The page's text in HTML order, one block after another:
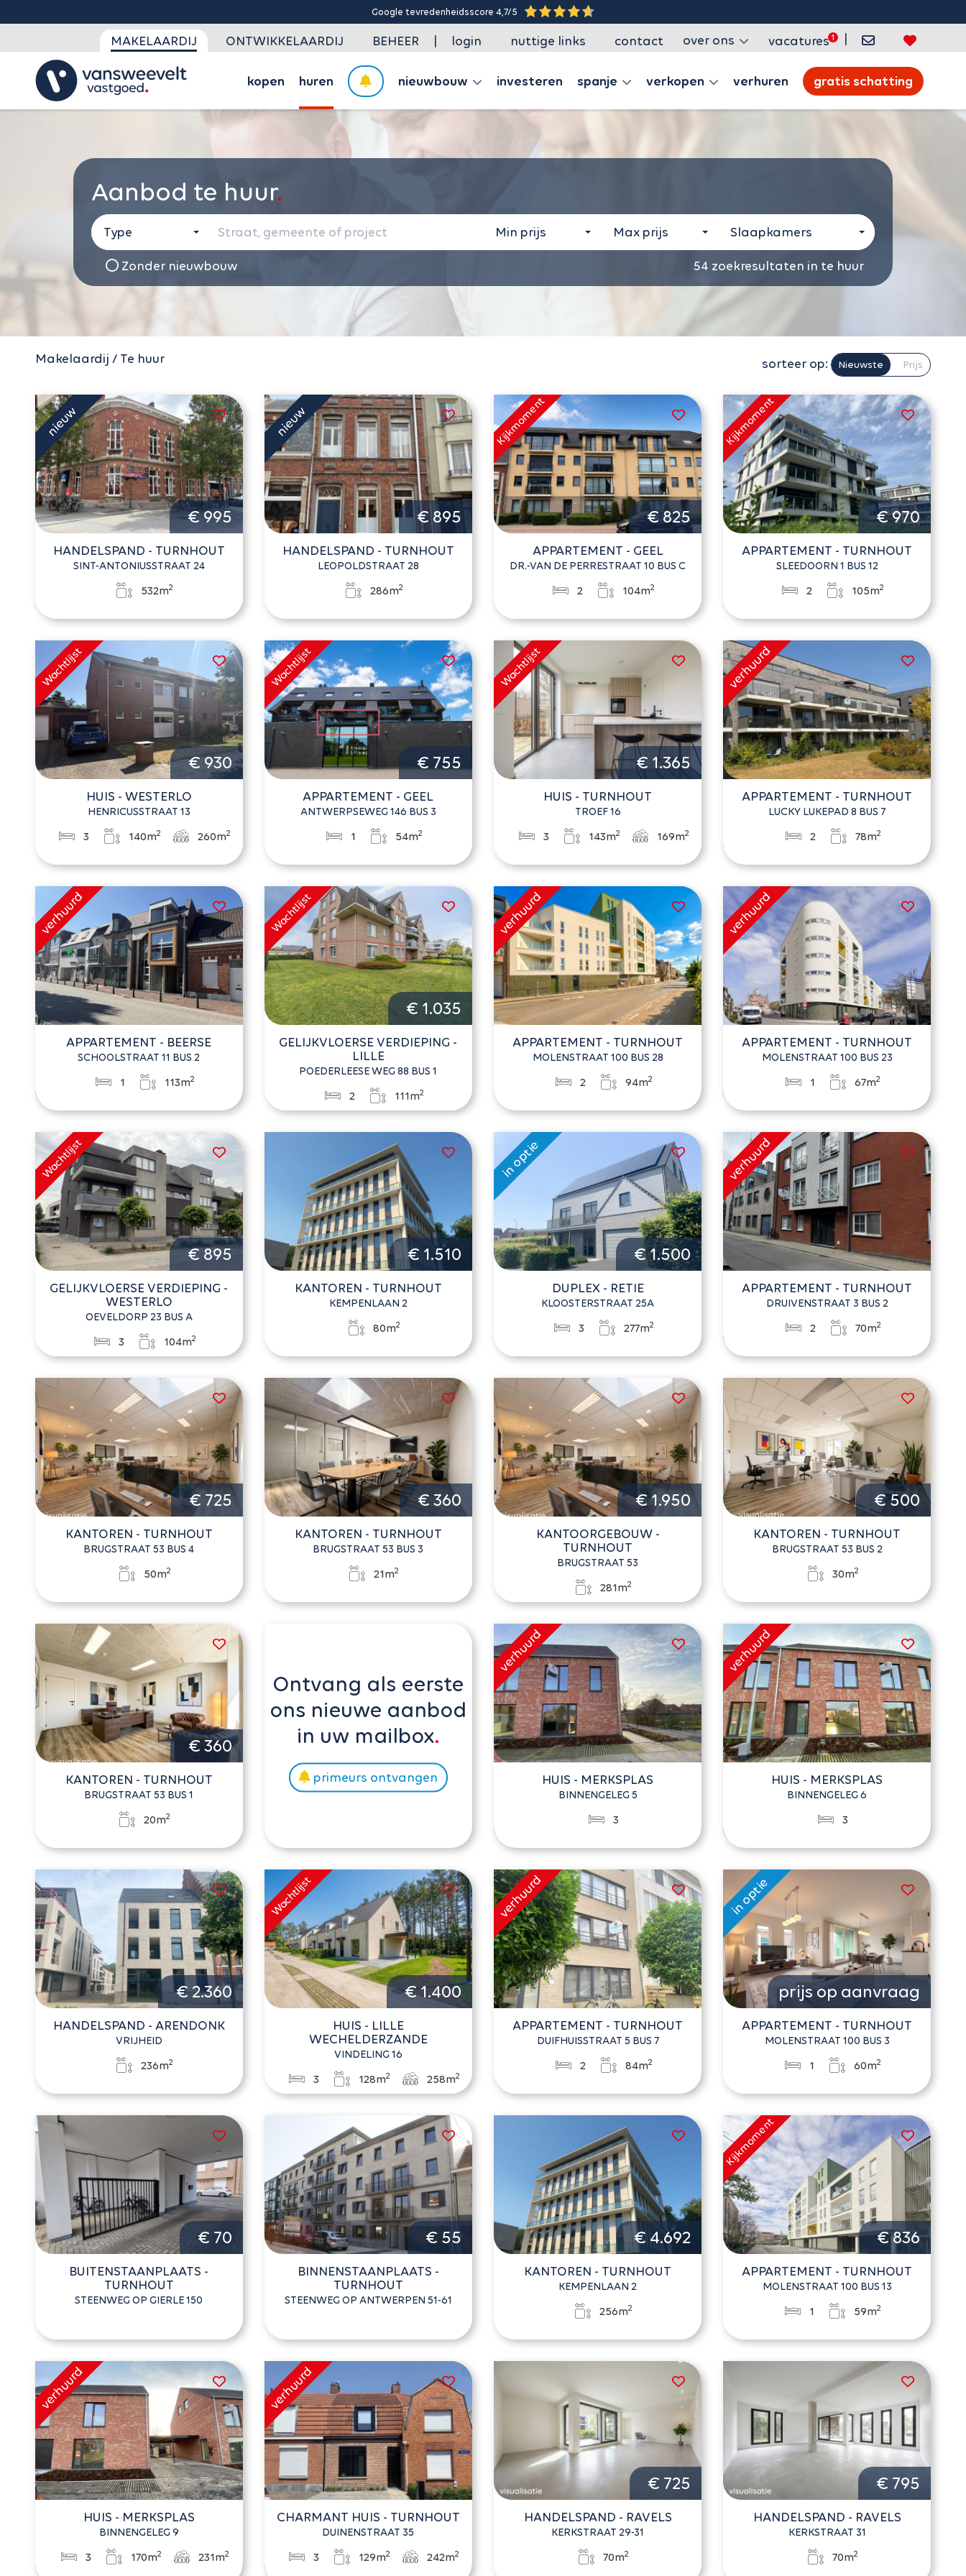
Google tevredenheidsscore 4,7/5
MAKELAARDIJ ONTWIKKELAARDIJ BEHEER | login nuttige links contact over ons vacatures |
kopen huren nieuwbouw investeren spanje verkopen verhuren gratis schatting
Aanbod te huur
Type Min prijs Max prijs Slaapkamers
54 zoekresultaten in te huur
Zonder nieuwbouw
Makelaardij / Te huur sorteer op: Nieuwste Prijs
€ 995
HANDELSPAND - TURNHOUT
SINT-ANTONIUSSTRAAT 24
532m2
€ 895
HANDELSPAND - TURNHOUT
LEOPOLDSTRAAT 28
286m2
€ 825
APPARTEMENT - GEEL
DR.-VAN DE PERRESTRAAT 10 BUS C
2 104m2
€ 970
APPARTEMENT - TURNHOUT
SLEEDOORN 1 BUS 12
2 105m2
€ 930
HUIS - WESTERLO
HENRICUSSTRAAT 13
3 140m2 260m2
€ 755
APPARTEMENT - GEEL
ANTWERPSEWEG 146 BUS 3
1 54m2
€ 1.365
HUIS - TURNHOUT
TROEF 16
3 143m2 169m2
APPARTEMENT - TURNHOUT
LUCKY LUKEPAD 8 BUS 7
2 78m2
APPARTEMENT - BEERSE
SCHOOLSTRAAT 11 BUS 2
1 113m2
€ 1.035
GELIJKVLOERSE VERDIEPING -
LILLE
POEDERLEESE WEG 88 BUS 1
2 111m2
APPARTEMENT - TURNHOUT
MOLENSTRAAT 100 BUS 28
2 94m2
APPARTEMENT - TURNHOUT
MOLENSTRAAT 100 BUS 23
1 67m2
€ 895
GELIJKVLOERSE VERDIEPING -
WESTERLO
OEVELDORP 23 BUS A
3 104m2
€ 1.510
KANTOREN - TURNHOUT
KEMPENLAAN 2
80m2
€ 1.500
DUPLEX - RETIE
KLOOSTERSTRAAT 25A
3 277m2
APPARTEMENT - TURNHOUT
DRUIVENSTRAAT 3 BUS 2
2 70m2
€ 725
KANTOREN - TURNHOUT
BRUGSTRAAT 53 BUS 4
50m2
€ 360
KANTOREN - TURNHOUT
BRUGSTRAAT 53 BUS 3
21m2
€ 1.950
KANTOORGEBOUW -
TURNHOUT
BRUGSTRAAT 53
281m2
€ 500
KANTOREN - TURNHOUT
BRUGSTRAAT 53 BUS 2
30m2
€ 360
KANTOREN - TURNHOUT
BRUGSTRAAT 53 BUS 1
20m2
Ontvang als eerste
ons nieuwe aanbod
in uw mailbox
primeurs ontvangen HUIS - MERKSPLAS
BINNENGELEG 5
3
HUIS - MERKSPLAS
BINNENGELEG 6
3
€ 2.360
HANDELSPAND - ARENDONK
VRIJHEID
236m2
€ 1.400
HUIS - LILLE
WECHELDERZANDE
VINDELING 16
3 128m2 258m2
APPARTEMENT - TURNHOUT
DUIFHUISSTRAAT 5 BUS 7
2 84m2
prijs op aanvraag
APPARTEMENT - TURNHOUT
MOLENSTRAAT 100 BUS 3
1 60m2
€ 70
BUITENSTAANPLAATS -
TURNHOUT
STEENWEG OP GIERLE 150
€ 55
BINNENSTAANPLAATS -
TURNHOUT
STEENWEG OP ANTWERPEN 51-61
€ 4.692
KANTOREN - TURNHOUT
KEMPENLAAN 2
256m2
€ 836
APPARTEMENT - TURNHOUT
MOLENSTRAAT 100 BUS 13
1 59m2
HUIS - MERKSPLAS
BINNENGELEG 9
3 170m2 231m2
CHARMANT HUIS - TURNHOUT
DUINENSTRAAT 35
3 129m2 242m2
€ 725
HANDELSPAND - RAVELS
KERKSTRAAT 29-31
70m2
€ 795
HANDELSPAND - RAVELS
KERKSTRAAT 31
70m2